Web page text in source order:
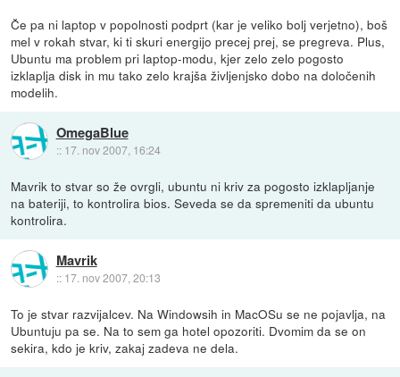
Če pa ni laptop v popolnosti podprt (kar je veliko bolj verjetno), boš
mel v rokah stvar, ki ti skuri energijo precej prej, se pregreva. Plus,
Ubuntu ma problem pri laptop-modu, kjer zelo zelo pogosto
izklaplja disk in mu tako zelo krajša življenjsko dobo na določenih
modelih.
OmegaBlue
:: 17. nov 2007, 16:24
Mavrik to stvar so že ovrgli, ubuntu ni kriv za pogosto izklapljanje
na bateriji, to kontrolira bios. Seveda se da spremeniti da ubuntu
kontrolira.
Mavrik
:: 17. nov 2007, 20:13
To je stvar razvijalcev. Na Windowsih in MacOSu se ne pojavlja, na
Ubuntuju pa se. Na to sem ga hotel opozoriti. Dvomim da se on
sekira, kdo je kriv, zakaj zadeva ne dela.